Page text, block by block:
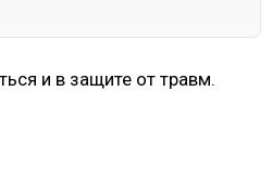
и в защите от травм.